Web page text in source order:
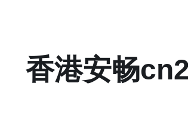
香港安畅